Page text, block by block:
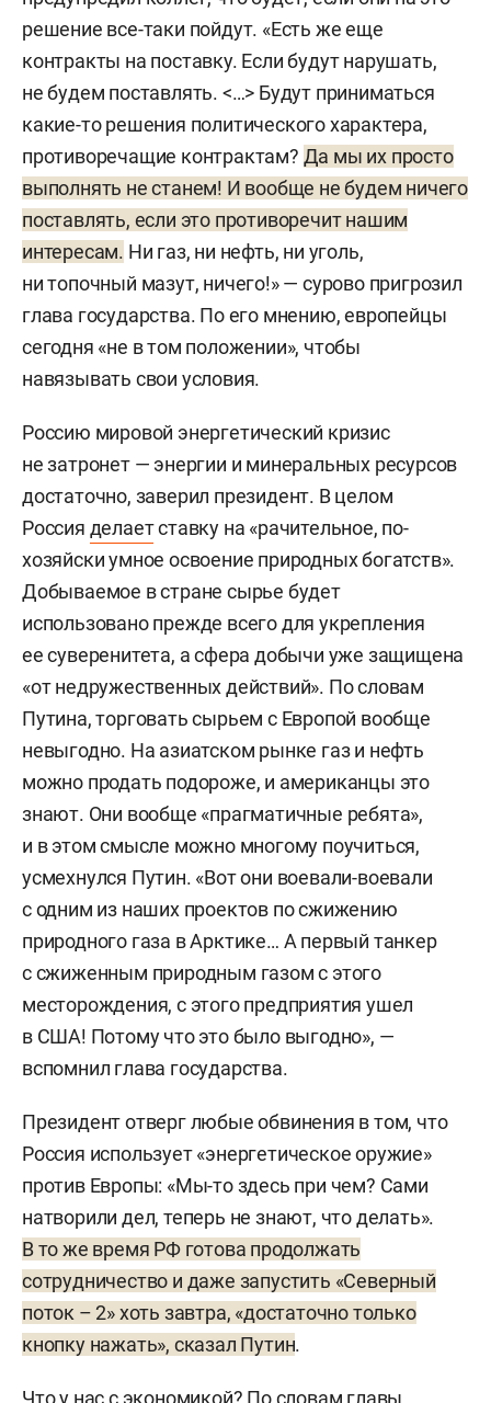
решение все-таки пойдут. «Есть же еще
контракты на поставку. Если будут нарушать,
не будем поставлять. <…> Будут приниматься
какие-то решения политического характера,
противоречащие контрактам? Да мы их просто
выполнять не станем! И вообще не будем ничего
поставлять, если это противоречит нашим
интересам. Ни газ, ни нефть, ни уголь,
ни топочный мазут, ничего!» — сурово пригрозил
глава государства. По его мнению, европейцы
сегодня «не в том положении», чтобы
навязывать свои условия.
Россию мировой энергетический кризис
не затронет — энергии и минеральных ресурсов
достаточно, заверил президент. В целом
Россия делаетставку на «рачительное, по-
хозяйски умное освоение природных богатств».
Добываемое в стране сырье будет
использовано прежде всего для укрепления
ее суверенитета, а сфера добычи уже защищена
«от недружественных действий». По словам
Путина, торговать сырьем с Европой вообще
невыгодно. На азиатском рынке газ и нефть
можно продать подороже, и американцы это
знают. Они вообще «прагматичные ребята»,
и в этом смысле можно многому поучиться,
усмехнулся Путин. «Вот они воевали-воевали
с одним из наших проектов по сжижению
природного газа в Арктике… А первый танкер
с сжиженным природным газом с этого
месторождения, с этого предприятия ушел
в США! Потому что это было выгодно», —
вспомнил глава государства.
Президент отверг любые обвинения в том, что
Россия использует «энергетическое оружие»
против Европы: «Мы-то здесь при чем? Сами
натворили дел, теперь не знают, что делать».
В то же время РФ готова продолжать
сотрудничество и даже запустить «Северный
поток – 2» хоть завтра, «достаточно только
кнопку нажать», сказал Путин.
Что у нас с экономикой? По словам главы